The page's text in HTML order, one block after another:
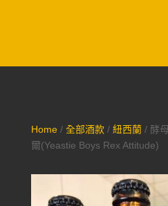
Home/ 全部酒款/ 紐西蘭/ 酵
爾(Yeastie Boys Rex Attitude)